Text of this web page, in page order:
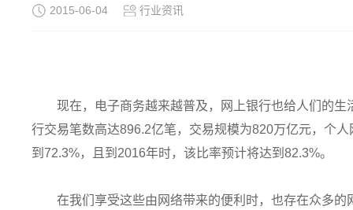
2015-06-04 行业资讯
现在，电子商务越来越普及，网上银行也给人们的
行交易笔数高达896.2亿笔，交易规模为820万亿元，个
到72.3%，且到2016年时，该比率预计将达到82.3%。
在我们享受这些由网络带来的便利时，也存在众多